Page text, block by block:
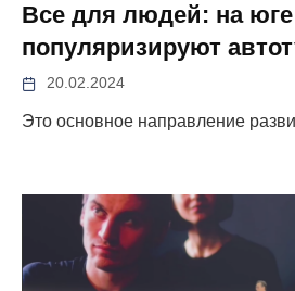
Все для людей: на
популяризируют
20.02.2024
Это основное направление